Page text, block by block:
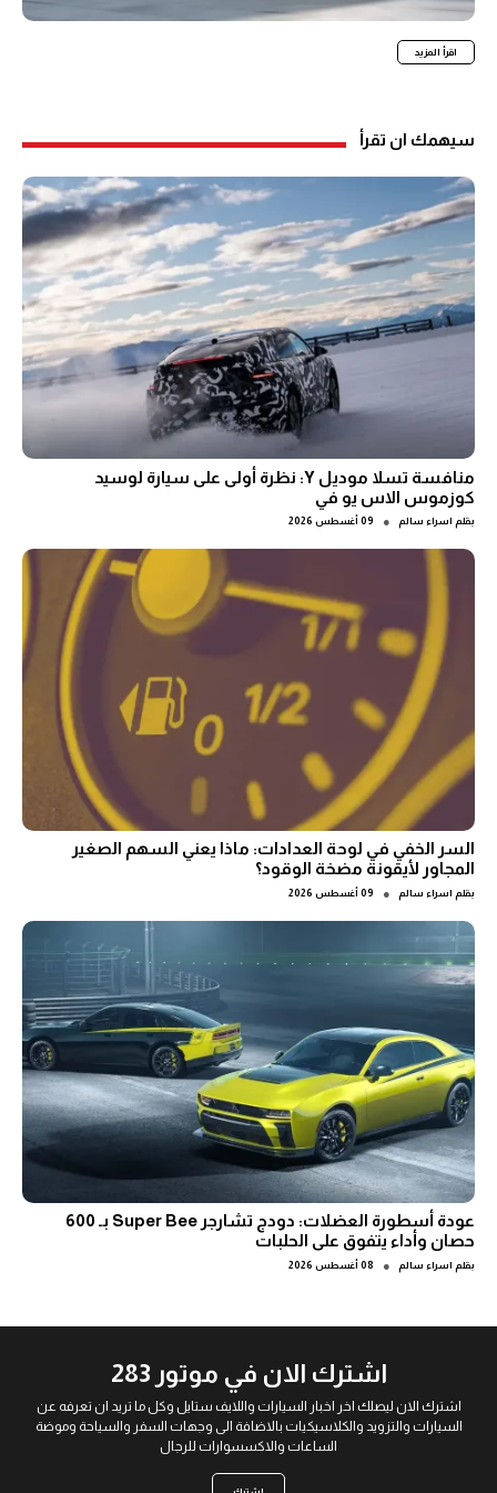
اقرأ المزيد
سيهمك ان تقرأ
منافسة تسلا موديل Y: نظرة أولى على سيارة لوسيد
كوزموس الاس يو في
بقلم اسراء سالم ● 09 أغسطس 2026
السر الخفي في لوحة العدادات: ماذا يعني السهم الصغير
المجاور لأيقونة مضخة الوقود؟
بقلم اسراء سالم ● 09 أغسطس 2026
عودة أسطورة العضلات: دودج تشارجر Super Bee بـ 600
حصان وأداء يتفوق على الحلبات
بقلم اسراء سالم ● 08 أغسطس 2026
اشترك الان في موتور 283
اشترك الان ليصلك اخر اخبار السيارات واللايف ستايل وكل ما تريد ان تعرفه عن
السيارات والتزويد والكلاسيكيات بالاضافة الى وجهات السفر والسياحة وموضة
الساعات والاكسسوارات للرجال